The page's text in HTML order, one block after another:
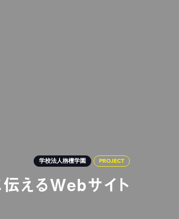
学校法人栴檀学園 PROJECT
えるWebサイト